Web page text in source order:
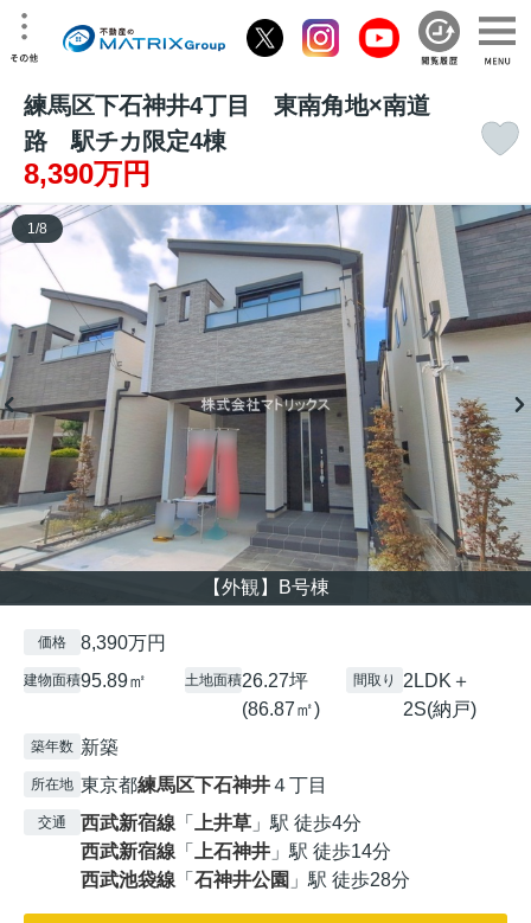
練馬区下石神井4丁目 東南角地×南道
路 駅チカ限定4棟
8,390万円
【外観】B号棟
1/8
価格 8,390万円
建物面積95.89㎡ 土地面積26.27坪
(86.87㎡)
間取り
2LDK＋
2S(納戸)
築年数 新築
所在地 東京都練馬区下石神井４丁目
交通 西武新宿線 「 上井草 」駅 徒歩4分
西武新宿線 「 上石神井 」駅 徒歩14分
西武池袋線 「 石神井公園 」駅 徒歩28分